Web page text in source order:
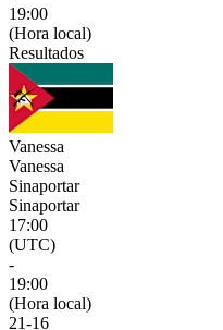
19:00
(Hora local)
Resultados
Vanessa
Vanessa
Sinaportar
Sinaportar
17:00
(UTC)
-
19:00
(Hora local)
21-16